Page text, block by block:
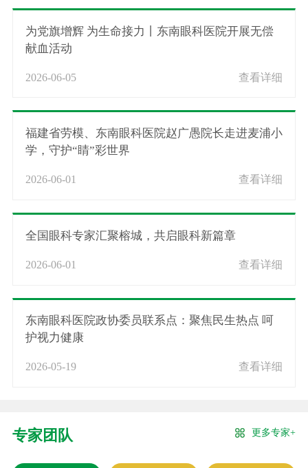
为党旗增辉 为生命接力丨东南眼科医院开展无偿
献血活动
2026-06-05 查看详细
福建省劳模、东南眼科医院赵广愚院长走进麦浦小
学，守护“睛”彩世界
2026-06-01 查看详细
全国眼科专家汇聚榕城，共启眼科新篇章
2026-06-01 查看详细
东南眼科医院政协委员联系点：聚焦民生热点 呵
护视力健康
2026-05-19 查看详细
专家团队 更多专家+